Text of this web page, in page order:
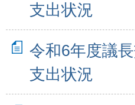
支出状況
令和6年度議
支出状況